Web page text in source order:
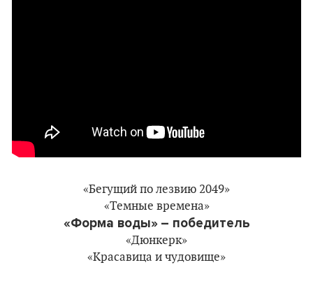
«Бегущий по лезвию 2049»
«Темные времена»
«Форма воды» – победитель
«Дюнкерк»
«Красавица и чудовище»